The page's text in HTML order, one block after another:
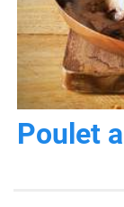
Poulet